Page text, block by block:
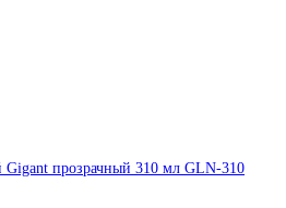
прозрачный 310 мл GLN-310